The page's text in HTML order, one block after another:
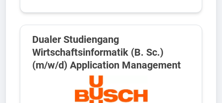
Dualer Studiengang
Wirtschaftsinformatik (B. Sc.)
(m/w/d) Application Management